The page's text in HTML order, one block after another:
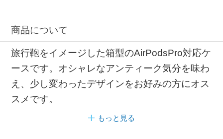
商品について
旅行鞄をイメージした箱型のAirPodsPro対応ケ
ースです。オシャレなアンティーク気分を味わ
え、少し変わったデザインをお好みの方にオス
スメです。
もっと見る